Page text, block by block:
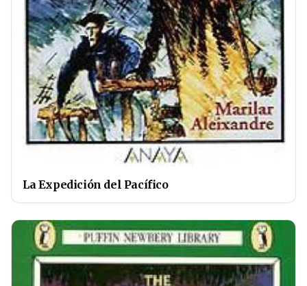
La Expedición del Pacífico